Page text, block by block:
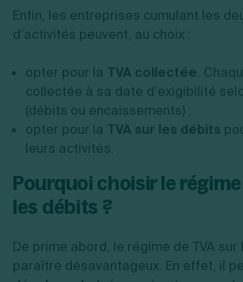
Enfin, les entreprises cumulant les
d’activités peuvent, au choix :
opter pour la TVA collectée.
collectée à sa date d’exigibilité
(débits ou encaissements) ;
opter pour la TVA sur les débits
leurs activités.
Pourquoi choisir le
les débits ?
De prime abord, le régime de TVA
paraître désavantageux. En effet, il